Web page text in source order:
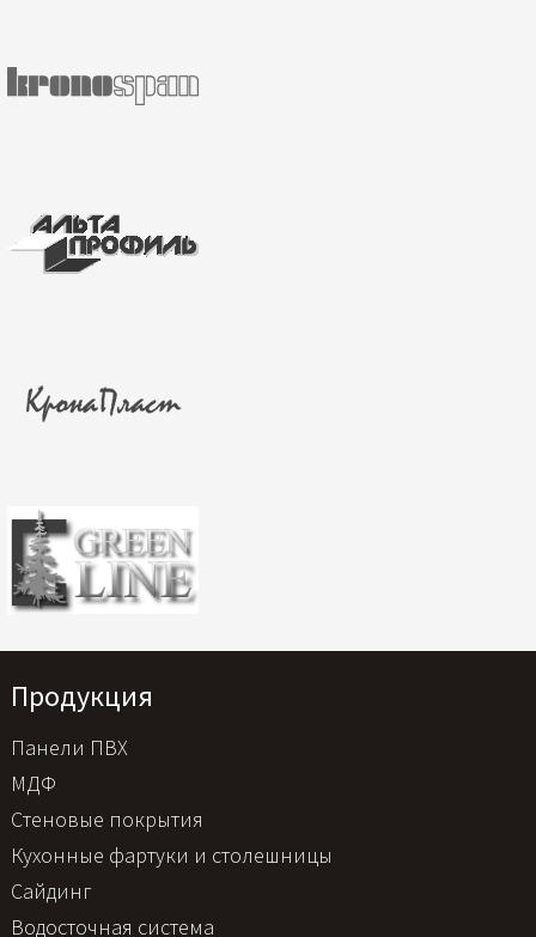
Продукция
Панели ПВХ
МДФ
Стеновые покрытия
Кухонные фартуки и столешницы
Сайдинг
Водосточная система